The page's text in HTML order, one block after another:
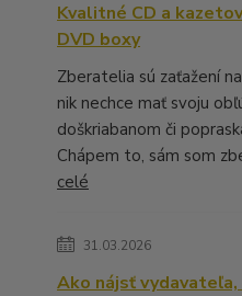
Kvalitné CD a
DVD boxy
Zberatelia sú zaťažení
nik nechce mať svoju
doškriabanom či
Chápem to, sám som
celé
31.03.2026
Ako nájsť vydavateľa,